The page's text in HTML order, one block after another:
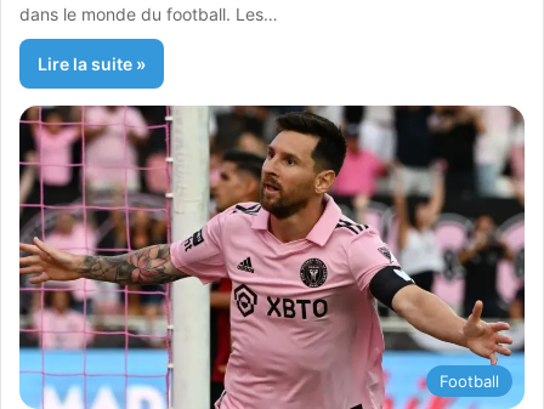
dans le monde du football. Les…
Lire la suite »
Football